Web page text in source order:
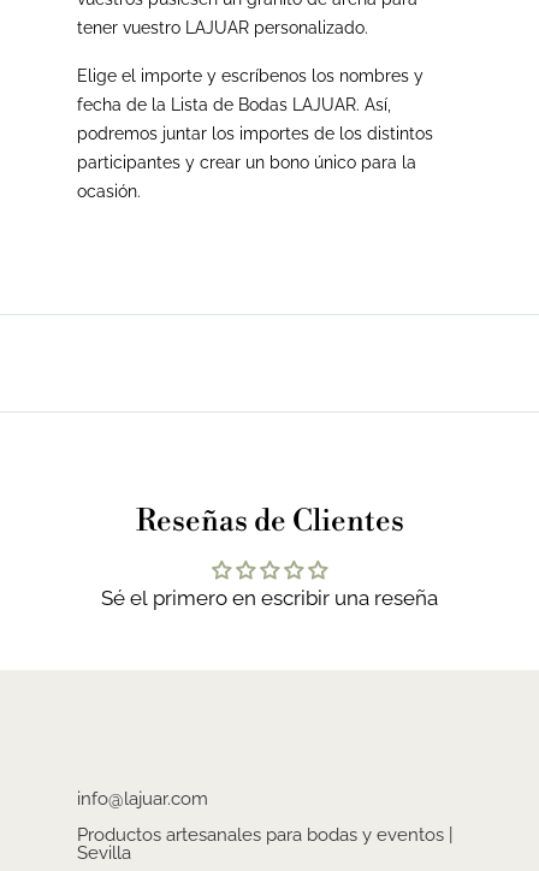
tener vuestro LAJUAR personalizado.
Elige el importe y escríbenos los nombres y
fecha de la Lista de Bodas LAJUAR. Así,
podremos juntar los importes de los distintos
participantes y crear un bono único para la
ocasión.
Reseñas de Clientes
Sé el primero en escribir una reseña
info@lajuar.com
Productos artesanales para bodas y eventos |
Sevilla